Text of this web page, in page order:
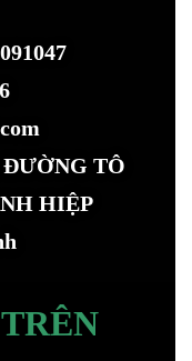
TÔ
HIỆP